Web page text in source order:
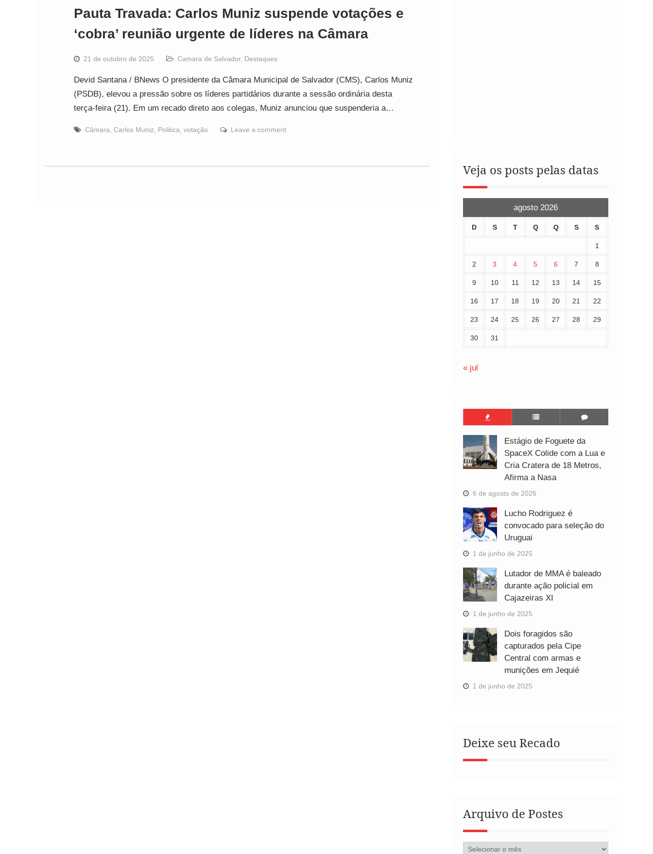
Pauta Travada: Carlos Muniz suspende votações e
‘cobra’ reunião urgente de líderes na Câmara
21 de outubro de 2025 Camara de Salvador, Destaques
Devid Santana / BNews O presidente da Câmara Municipal de Salvador (CMS), Carlos Muniz
(PSDB), elevou a pressão sobre os líderes partidários durante a sessão ordinária desta
terça-feira (21). Em um recado direto aos colegas, Muniz anunciou que suspenderia a…
Câmara Carlos Muniz Politica votação Leave a comment
Veja os posts pelas datas
agosto 2026
D S T Q Q S S
1
2 3 4 5 6 7 8
9 10 11 12 13 14 15
16 17 18 19 20 21 22
23 24 25 26 27 28 29
30 31
« jul
Estágio de Foguete da
SpaceX Colide com a Lua e
Cria Cratera de 18 Metros,
Afirma a Nasa
6 de agosto de 2026
Lucho Rodriguez é
convocado para seleção do
Uruguai
1 de junho de 2025
Lutador de MMA é baleado
durante ação policial em
Cajazeiras XI
1 de junho de 2025
Dois foragidos são
capturados pela Cipe
Central com armas e
munições em Jequié
1 de junho de 2025
Deixe seu Recado
Arquivo de Postes
Arquivo